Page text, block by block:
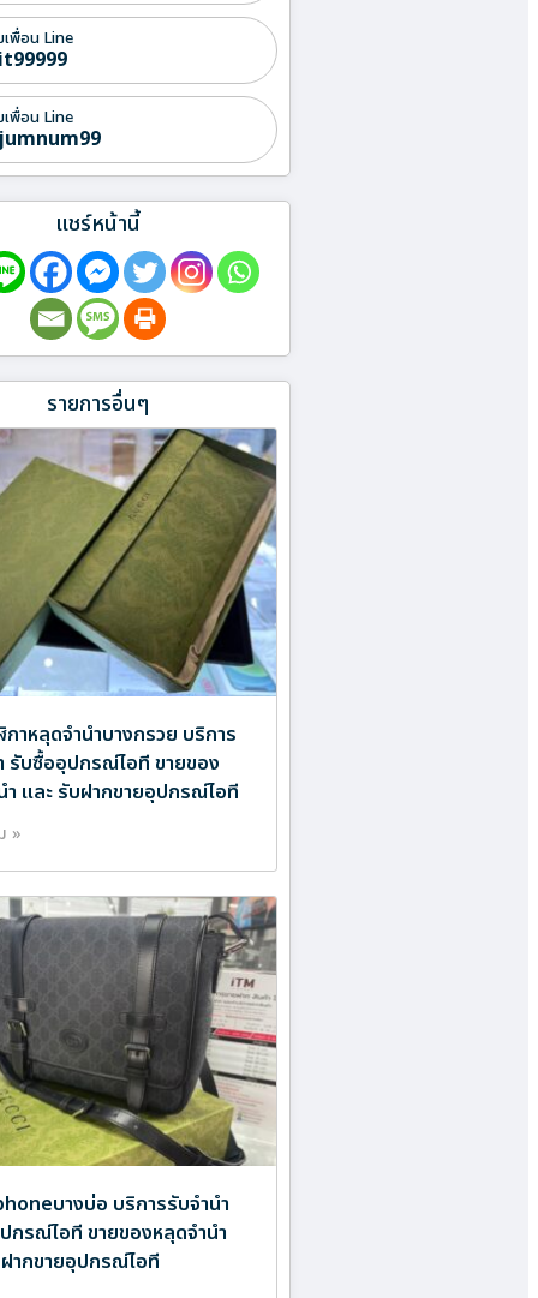
เพื่อน Line
เพื่อน Line
แชร์หน้านี้
รายการอื่นๆ
กาหลุดจำนำบางกรวย บริการ
รับซื้ออุปกรณ์ไอที ขายของ
ำ และ รับฝากขายอุปกรณ์ไอที
»
บางบ่อ บริการรับจำนำ
กรณ์ไอที ขายของหลุดจำนำ
ากขายอุปกรณ์ไอที